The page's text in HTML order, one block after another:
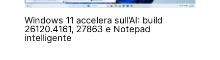
Windows 11 accelera sull’AI: build
26120.4161, 27863 e Notepad
intelligente